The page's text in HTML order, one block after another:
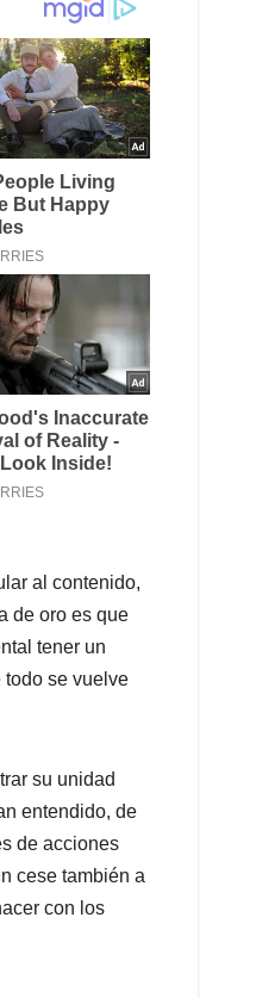
al contenido,
de oro es que
tener un
todo se vuelve
su unidad
entendido, de
de acciones
cese también a
con los